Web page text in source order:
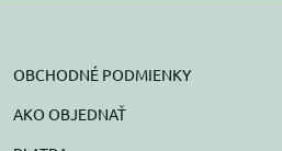
OBCHODNÉ PODMIENKY
AKO OBJEDNAŤ